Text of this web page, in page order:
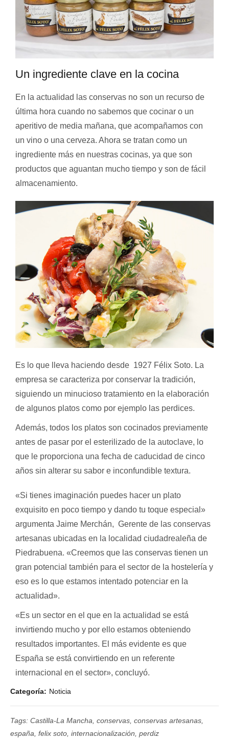
Un ingrediente clave en la cocina
En la actualidad las conservas no son un recurso de
última hora cuando no sabemos que cocinar o un
aperitivo de media mañana, que acompañamos con
un vino o una cerveza. Ahora se tratan como un
ingrediente más en nuestras cocinas, ya que son
productos que aguantan mucho tiempo y son de fácil
almacenamiento.
Es lo que lleva haciendo desde 1927 Félix Soto. La
empresa se caracteriza por conservar la tradición,
siguiendo un minucioso tratamiento en la elaboración
de algunos platos como por ejemplo las perdices.
Además, todos los platos son cocinados previamente
antes de pasar por el esterilizado de la autoclave, lo
que le proporciona una fecha de caducidad de cinco
años sin alterar su sabor e inconfundible textura.
«Si tienes imaginación puedes hacer un plato
exquisito en poco tiempo y dando tu toque especial»
argumenta Jaime Merchán, Gerente de las conservas
artesanas ubicadas en la localidad ciudadrealeña de
Piedrabuena. «Creemos que las conservas tienen un
gran potencial también para el sector de la hostelería y
eso es lo que estamos intentado potenciar en la
actualidad».
«Es un sector en el que en la actualidad se está
invirtiendo mucho y por ello estamos obteniendo
resultados importantes. El más evidente es que
España se está convirtiendo en un referente
internacional en el sector», concluyó.
Categoría Noticia
Tags: Castilla-La Mancha conservas conservas artesanas
españa felix soto internacionalización perdiz